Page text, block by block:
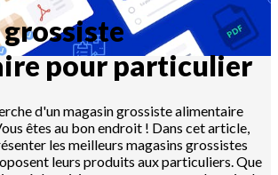
pour particulier
d'un magasin grossiste alimentaire
êtes au bon endroit ! Dans cet article,
les meilleurs magasins grossistes
leurs produits aux particuliers. Que